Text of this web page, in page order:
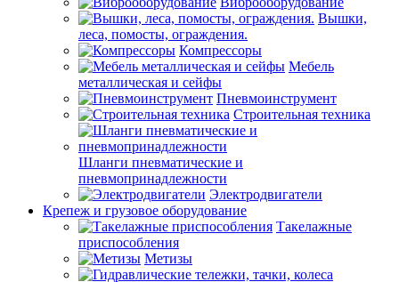
Вышки,
леса, помосты, ограждения.
Компрессоры
Мебель
металлическая и сейфы
Пневмоинструмент
Строительная техника
Шланги пневматические и
пневмопринадлежности
Электродвигатели
Крепеж и грузовое оборудование
Такелажные
приспособления
Метизы